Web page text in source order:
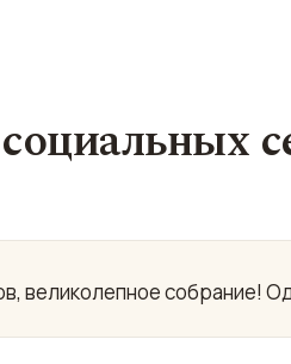
великолепное собрание!